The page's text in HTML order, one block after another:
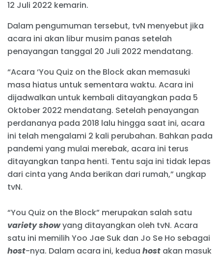
12 Juli 2022 kemarin.
Dalam pengumuman tersebut, tvN menyebut jika
acara ini akan libur musim panas setelah
penayangan tanggal 20 Juli 2022 mendatang.
“Acara ‘You Quiz on the Block akan memasuki
masa hiatus untuk sementara waktu. Acara ini
dijadwalkan untuk kembali ditayangkan pada 5
Oktober 2022 mendatang. Setelah penayangan
perdananya pada 2018 lalu hingga saat ini, acara
ini telah mengalami 2 kali perubahan. Bahkan pada
pandemi yang mulai merebak, acara ini terus
ditayangkan tanpa henti. Tentu saja ini tidak lepas
dari cinta yang Anda berikan dari rumah,” ungkap
tvN.
“You Quiz on the Block” merupakan salah satu
variety showyang ditayangkan oleh tvN. Acara
satu ini memilih Yoo Jae Suk dan Jo Se Ho sebagai
host-nya. Dalam acara ini, kedua host akan masuk